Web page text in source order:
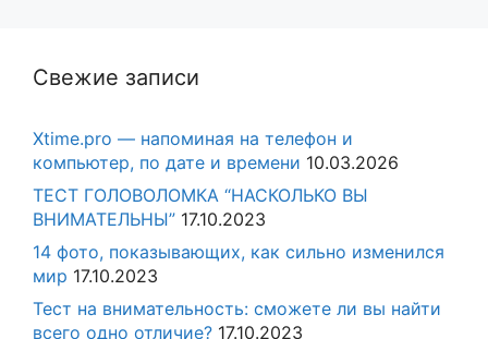
Свежие записи
Xtime.pro — напоминая на телефон и
компьютер, по дате и времени 10.03.2026
ТЕСТ ГОЛОВОЛОМКА “НАСКОЛЬКО ВЫ
ВНИМАТЕЛЬНЫ” 17.10.2023
14 фото, показывающих, как сильно изменился
мир 17.10.2023
Тест на внимательность: сможете ли вы найти
всего одно отличие? 17.10.2023